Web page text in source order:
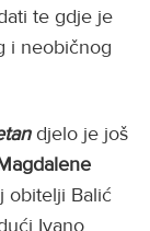
te gdje je
i neobičnog
djelo je još
obitelji Balić
Ivano